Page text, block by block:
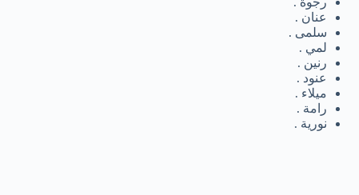
عنان .
سلمى .
لمي .
رنين .
عنود .
ميلاء .
رامة .
نورية .